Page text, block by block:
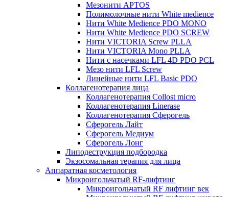
Мезонити APTOS
Полимолочные нити White medience
Нити White Medience PDO MONO
Нити White Medience PDO SCREW
Нити VICTORIA Screw PLLA
Нити VICTORIA Mono PLLA
Нити с насечками LFL 4D PDO PCL
Мезо нити LFL Screw
Линейные нити LFL Basic PDO
Коллагенотерапия лица
Коллагенотерапия Collost micro
Коллагенотерапия Linerase
Коллагенотерапия Сферогель
Сферогель Лайт
Сферогель Медиум
Сферогель Лонг
Липодеструкция подбородка
Экзосомальная терапия для лица
Аппаратная косметология
Микроигольчатый RF-лифтинг
Микроигольчатый RF лифтинг век